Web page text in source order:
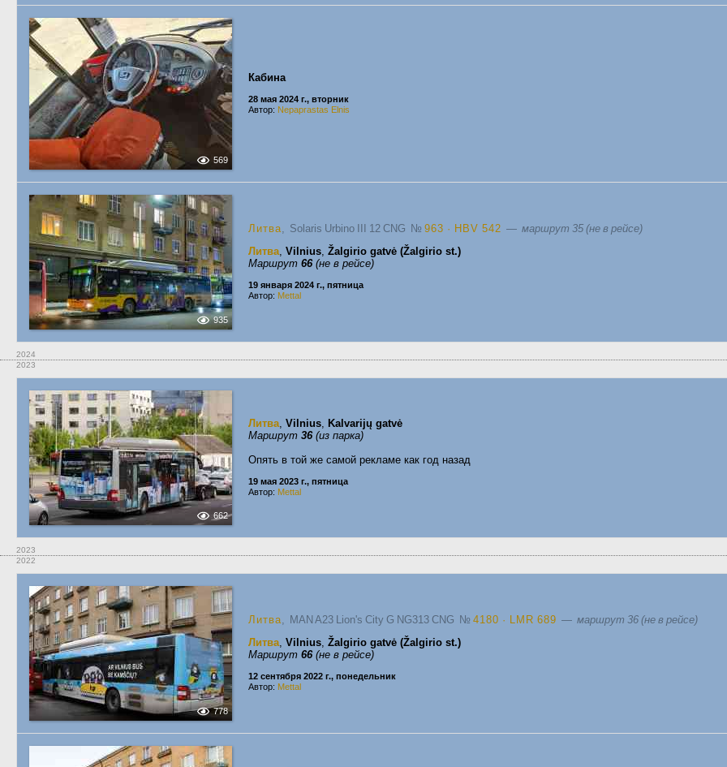
569
Кабина
28 мая 2024 г., вторник
Автор: Nepaprastas Elnis
935
Литва, Solaris Urbino III 12 CNG № 963 · HBV 542 — маршрут 35 (не в рейсе)
Литва, Vilnius, Žalgirio gatvė (Žalgirio st.)
Маршрут 66(не в рейсе)
19 января 2024 г., пятница
Автор: Mettal
2024
2023
662
Литва, Vilnius, Kalvarijų gatvė
Маршрут 36(из парка)
Опять в той же самой рекламе как год назад
19 мая 2023 г., пятница
Автор: Mettal
2023
2022
778
Литва, MAN A23 Lion's City G NG313 CNG № 4180 · LMR 689 — маршрут 36 (не в рейсе)
Литва, Vilnius, Žalgirio gatvė (Žalgirio st.)
Маршрут 66(не в рейсе)
12 сентября 2022 г., понедельник
Автор: Mettal